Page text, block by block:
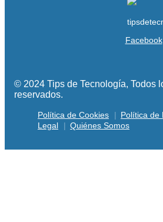
Facebook
© 2024 Tips de Tecnología, Todos
reservados.
Política de Cookies Política de
Legal
Quiénes Somos